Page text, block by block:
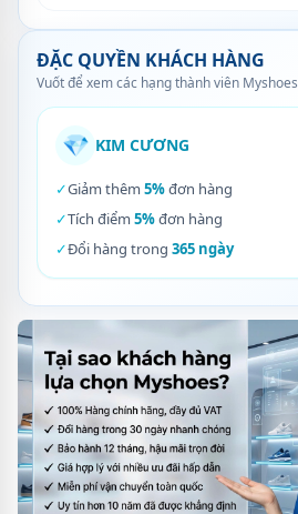
ĐẶC QUYỀN KHÁCH HÀNG
Vuốt để xem các hạng thành viên Myshoes
💎 KIM CƯƠNG
✓Giảm thêm 5%đơn hàng
✓Tích điểm 5%đơn hàng
✓Đổi hàng trong 365 ngày